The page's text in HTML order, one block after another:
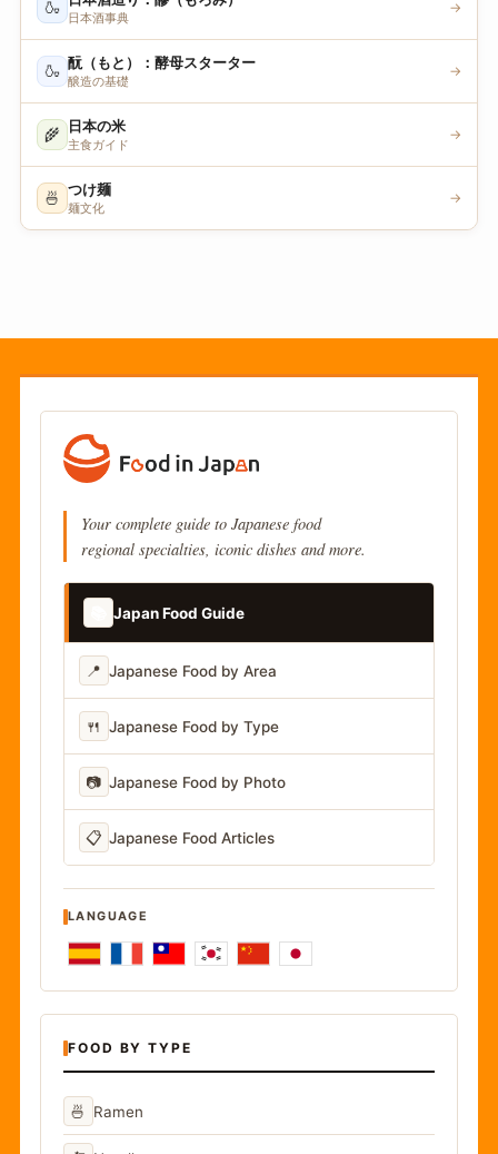
🍶
日本酒事典
→
🍶 酛（もと）：酵母スターター
醸造の基礎
→
🌾 日本の米
主食ガイド
→
🍜 つけ麺
麺文化
→
Your complete guide to Japanese food
regional specialties, iconic dishes and more.
Japan Food Guide
📍 Japanese Food by Area
🍴 Japanese Food by Type
📷 Japanese Food by Photo
📋 Japanese Food Articles
LANGUAGE
FOOD BY TYPE
🍜 Ramen